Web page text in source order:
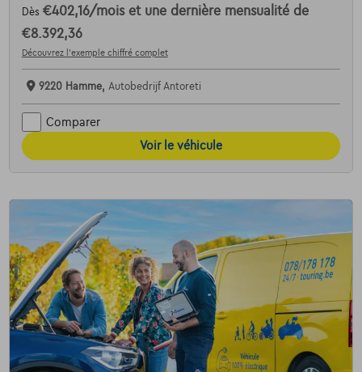
Dès €402,16/mois et une dernière mensualité de
€8.392,36
Découvrez l’exemple chiffré complet
9220 Hamme, Autobedrijf Antoreti
Comparer
Voir le véhicule